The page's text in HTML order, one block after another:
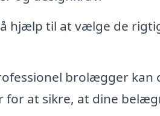
hjælp til at vælge de
brolægger kan
at sikre, at dine